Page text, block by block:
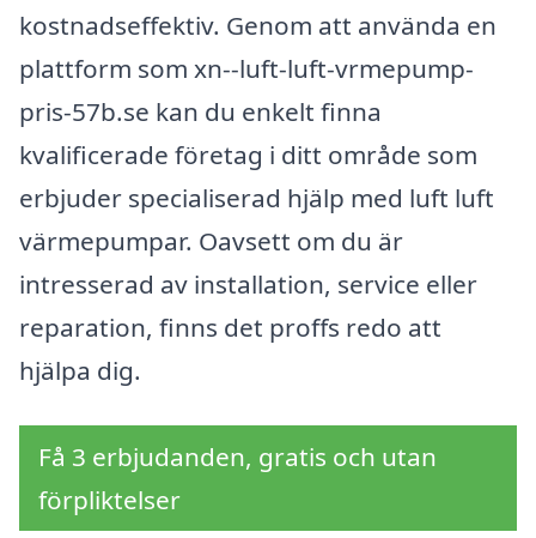
kostnadseffektiv. Genom att använda en
plattform som xn--luft-luft-vrmepump-
pris-57b.se kan du enkelt finna
kvalificerade företag i ditt område som
erbjuder specialiserad hjälp med luft luft
värmepumpar. Oavsett om du är
intresserad av installation, service eller
reparation, finns det proffs redo att
hjälpa dig.
Få 3 erbjudanden, gratis och utan
förpliktelser